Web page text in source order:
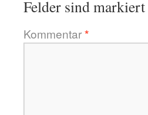
Felder sind markiert
Kommentar*